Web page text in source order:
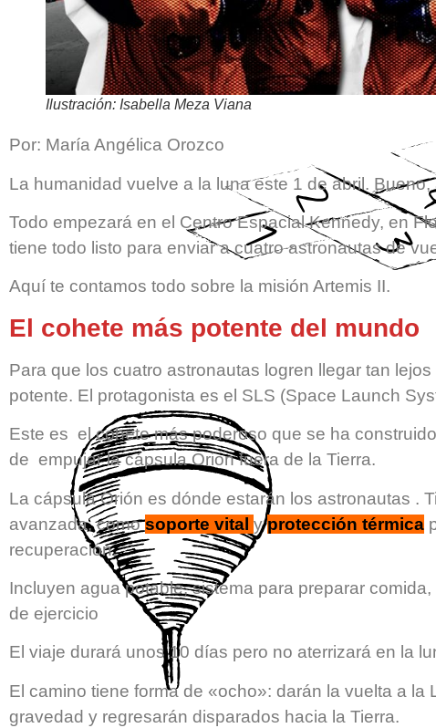
Ilustración: Isabella Meza Viana
Por: María Angélica Orozco
La humanidad vuelve a la luna este 1 de abril.
Todo empezará en el Centro Espacial Kennedy, en
tiene todo listo para enviar a cuatro astronautas de
Aquí te contamos todo sobre la misión Artemis II.
El cohete más potente del mundo
Para que los cuatro astronautas logren llegar tan
potente. El protagonista es el SLS (Space Launch
Este es el cohete más poderoso que se ha
de empujar la cápsula Orion fuera de la Tierra.
La cápsula Orión es dónde estarán los astronautas .
avanzada, comosoporte vital yprotección térmica
recuperación.
Incluyen agua potable, sistema para preparar
de ejercicio
El viaje durará unos 10 días pero no aterrizará en la
El camino tiene forma de «ocho»: darán la vuelta a la
gravedad y regresarán disparados hacia la Tierra.